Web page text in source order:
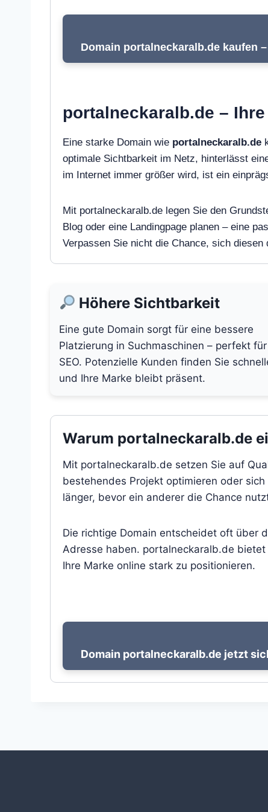
Domain portalneckaralb.de kaufen
portalneckaralb.de –
Eine starke Domain wie portalneckaralb.de
optimale Sichtbarkeit im Netz, hinterlässt
im Internet immer größer wird, ist ein
Mit portalneckaralb.de legen Sie den
Blog oder eine Landingpage planen – eine
Verpassen Sie nicht die Chance, sich
Höhere Sichtbarkeit
Eine gute Domain sorgt für eine bessere
Platzierung in Suchmaschinen – perfekt für
SEO. Potenzielle Kunden finden Sie
und Ihre Marke bleibt präsent.
Warum portalneckaralb.de
Mit portalneckaralb.de setzen Sie auf
bestehendes Projekt optimieren oder
länger, bevor ein anderer die Chance
Die richtige Domain entscheidet oft über
Adresse haben. portalneckaralb.de
Ihre Marke online stark zu positionieren.
Domain portalneckaralb.de jetzt